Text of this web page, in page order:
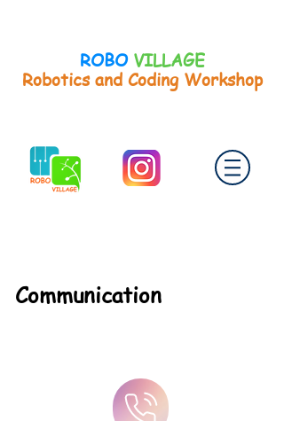
ROBO VILLAGE
Robotics and Coding Workshop
Communication